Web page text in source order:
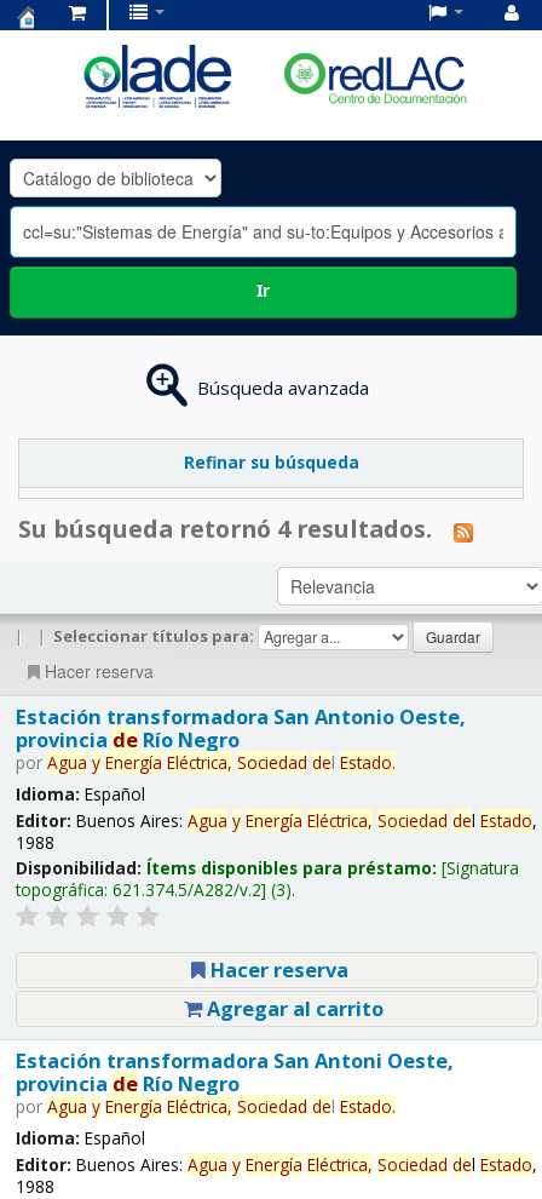
OLADE
-
Ir
Búsqueda avanzada
Refinar su búsqueda
Su búsqueda retornó 4 resultados.
| | Seleccionar títulos para:
Hacer reserva
Estación transformadora San Antonio Oeste,
provincia deRío Negro
por Agua y Energía Eléctrica, Sociedad del Estado.
Idioma: Español
Editor: Buenos Aires: Agua y Energía Eléctrica, Sociedad del Estado,
1988
Disponibilidad: Ítems disponibles para préstamo: Signatura
topográfica: 621.374.5/A282/v.2 (3).
Hacer reserva
Agregar al carrito
Estación transformadora San Antoni Oeste,
provincia deRío Negro
por Agua y Energía Eléctrica, Sociedad del Estado.
Idioma: Español
Editor: Buenos Aires: Agua y Energía Eléctrica, Sociedad del Estado,
1988